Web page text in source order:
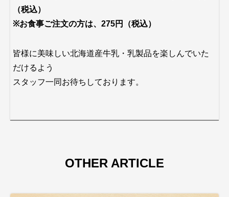
（税込）
※お食事ご注文の方は、275円（税込）
皆様に美味しい北海道産牛乳・乳製品を楽しんでいた
だけるよう
スタッフ一同お待ちしております。
OTHER ARTICLE